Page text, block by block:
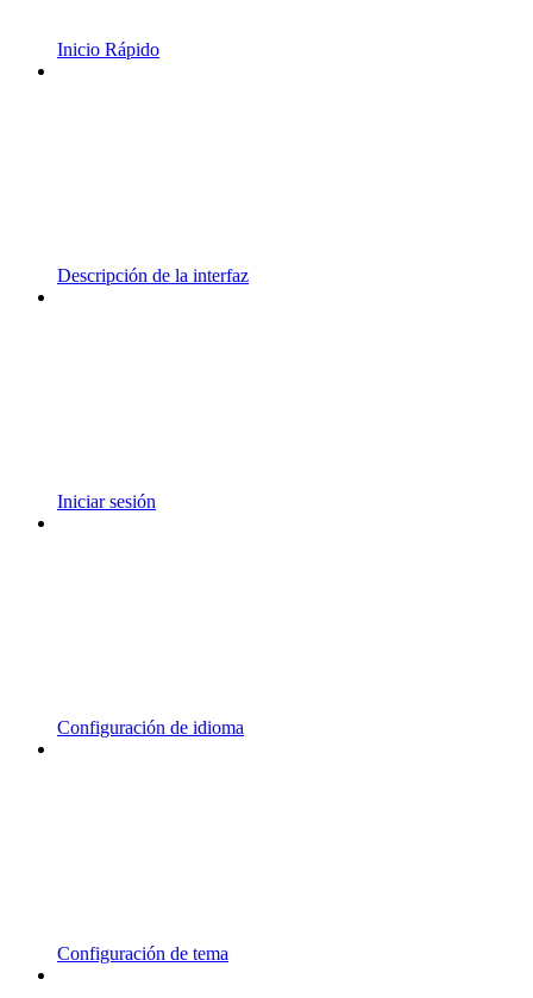
Inicio Rápido
Descripción de la interfaz
Iniciar sesión
Configuración de idioma
Configuración de tema